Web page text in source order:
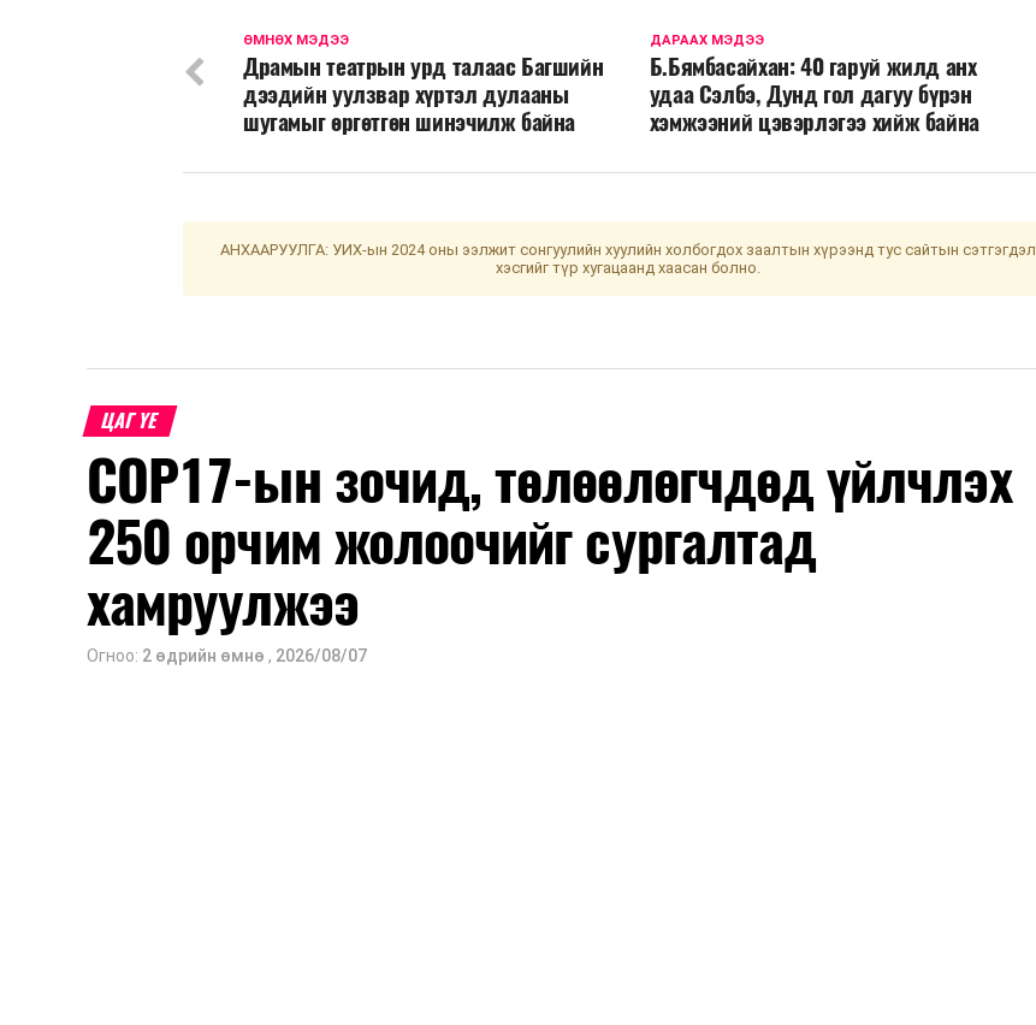
ДАРААХ МЭДЭЭ
Б.Бямбасайхан: 40 гаруй жилд анх
удаа Сэлбэ, Дунд гол дагуу бүрэн
хэмжээний цэвэрлэгээ хийж байна
ӨМНӨХ МЭДЭЭ
Драмын театрын урд талаас Багшийн
дээдийн уулзвар хүртэл дулааны
шугамыг өргөтгөн шинэчилж байна
АНХААРУУЛГА: УИХ-ын 2024 оны ээлжит сонгуулийн хуулийн холбогдох заалтын хүрээнд тус сайтын сэтгэгдэл
хэсгийг түр хугацаанд хаасан болно.
ЦАГ ҮЕ
COP17-ын зочид, төлөөлөгчдөд үйлчлэх
250 орчим жолоочийг сургалтад
хамруулжээ
Огноо: 2 өдрийн өмнө , 2026/08/07